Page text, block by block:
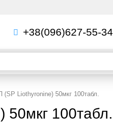
+38(096)627-55-34
Liothyronine) 50мкг 100табл.
100табл.